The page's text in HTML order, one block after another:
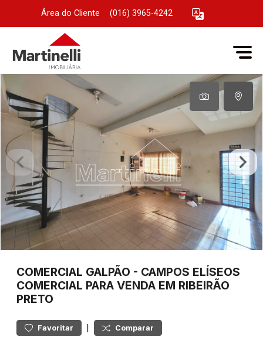
Área do Cliente (016) 3965-4242
COMERCIAL GALPÃO - CAMPOS ELÍSEOS
COMERCIAL PARA VENDA EM RIBEIRÃO
PRETO
Favoritar | Comparar